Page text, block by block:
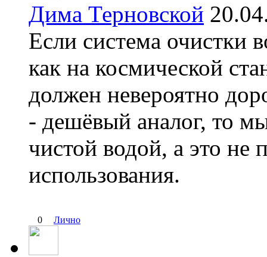
Дима Терновской
Если система очистки
как на космической
должен невероятно
- дешёвый аналог, то
чистой водой, а это не
использования.
0 Лично